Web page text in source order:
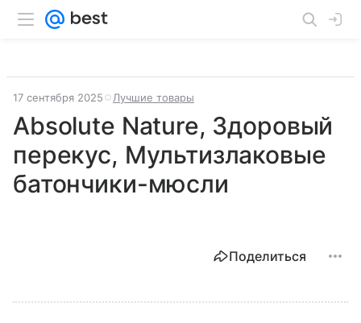
17 сентября 2025 Лучшие товары
Absolute Nature, Здоровый
перекус, Мультизлаковые
батончики-мюсли
Поделиться